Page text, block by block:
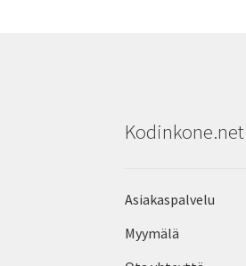
Kodinkone.net
Asiakaspalvelu
Myymälä